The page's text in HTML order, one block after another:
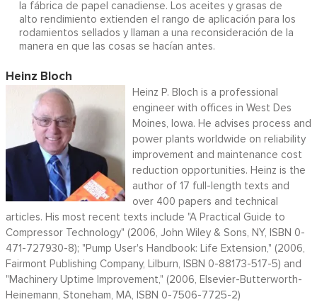
la fábrica de papel canadiense. Los aceites y grasas de
alto rendimiento extienden el rango de aplicación para los
rodamientos sellados y llaman a una reconsideración de la
manera en que las cosas se hacían antes.
Heinz Bloch
Heinz P. Bloch is a professional
engineer with offices in West Des
Moines, Iowa. He advises process and
power plants worldwide on reliability
improvement and maintenance cost
reduction opportunities. Heinz is the
author of 17 full-length texts and
over 400 papers and technical
articles. His most recent texts include "A Practical Guide to
Compressor Technology" (2006, John Wiley & Sons, NY, ISBN 0-
471-727930-8); "Pump User's Handbook: Life Extension," (2006,
Fairmont Publishing Company, Lilburn, ISBN 0-88173-517-5) and
"Machinery Uptime Improvement," (2006, Elsevier-Butterworth-
Heinemann, Stoneham, MA, ISBN 0-7506-7725-2)